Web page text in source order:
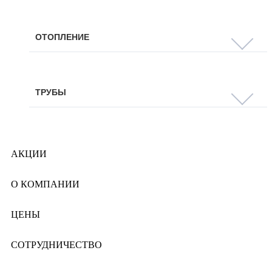
ОТОПЛЕНИЕ
ТРУБЫ
АКЦИИ
О КОМПАНИИ
ЦЕНЫ
СОТРУДНИЧЕСТВО